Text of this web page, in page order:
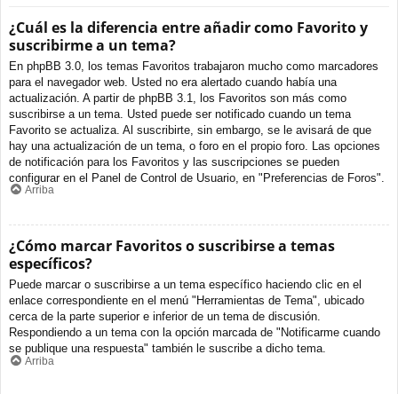
¿Cuál es la diferencia entre añadir como Favorito y
suscribirme a un tema?
En phpBB 3.0, los temas Favoritos trabajaron mucho como marcadores
para el navegador web. Usted no era alertado cuando había una
actualización. A partir de phpBB 3.1, los Favoritos son más como
suscribirse a un tema. Usted puede ser notificado cuando un tema
Favorito se actualiza. Al suscribirte, sin embargo, se le avisará de que
hay una actualización de un tema, o foro en el propio foro. Las opciones
de notificación para los Favoritos y las suscripciones se pueden
configurar en el Panel de Control de Usuario, en "Preferencias de Foros".
Arriba
¿Cómo marcar Favoritos o suscribirse a temas
específicos?
Puede marcar o suscribirse a un tema específico haciendo clic en el
enlace correspondiente en el menú "Herramientas de Tema", ubicado
cerca de la parte superior e inferior de un tema de discusión.
Respondiendo a un tema con la opción marcada de "Notificarme cuando
se publique una respuesta" también le suscribe a dicho tema.
Arriba